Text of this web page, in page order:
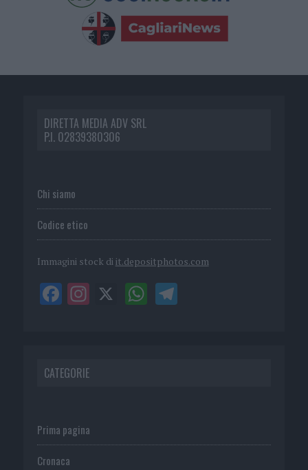
DIRETTA MEDIA ADV SRL
P.I. 02839380306
Chi siamo
Codice etico
Immagini stock di it.depositphotos.com
CATEGORIE
Prima pagina
Cronaca